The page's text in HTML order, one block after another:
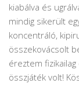
kiabálva és
mindig sikerült
koncentráló,
összekovácsolt
éreztem fizikailag
összjáték volt!